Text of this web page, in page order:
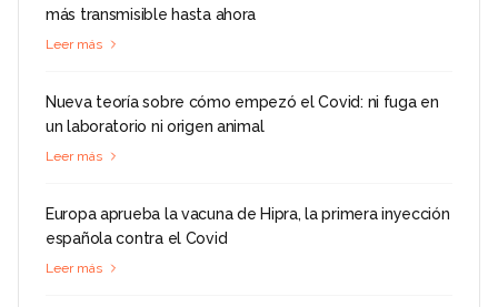
más transmisible hasta ahora
Leer más
Nueva teoría sobre cómo empezó el Covid: ni fuga en
un laboratorio ni origen animal
Leer más
Europa aprueba la vacuna de Hipra, la primera inyección
española contra el Covid
Leer más